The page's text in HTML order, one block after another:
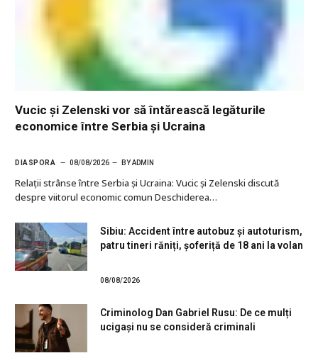
Vucic și Zelenski vor să întărească legăturile
economice între Serbia și Ucraina
DIASPORA 08/08/2026 BYADMIN
Relații strânse între Serbia și Ucraina: Vucic și Zelenski discută
despre viitorul economic comun Deschiderea…
Sibiu: Accident între autobuz și autoturism,
patru tineri răniți, șoferiță de 18 ani la volan
08/08/2026
Criminolog Dan Gabriel Rusu: De ce mulți
ucigași nu se consideră criminali